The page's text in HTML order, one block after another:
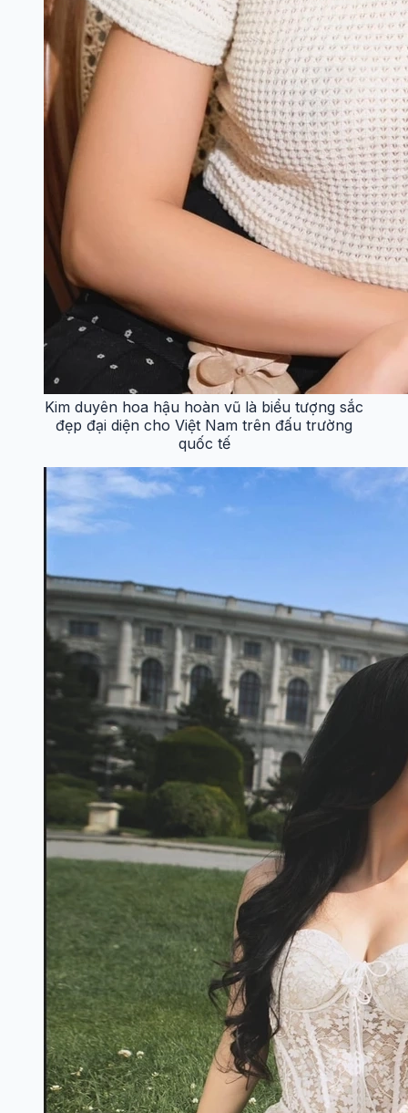
Kim duyên hoa hậu hoàn vũ là biểu tượng sắc
đẹp đại diện cho Việt Nam trên đấu trường
quốc tế